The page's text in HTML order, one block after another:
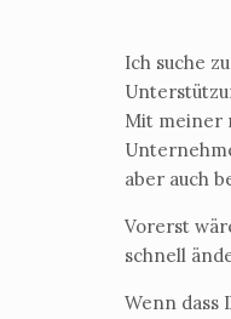
Ich suche
Mit meiner
aber auch
Vorerst
schnell
Wenn dass